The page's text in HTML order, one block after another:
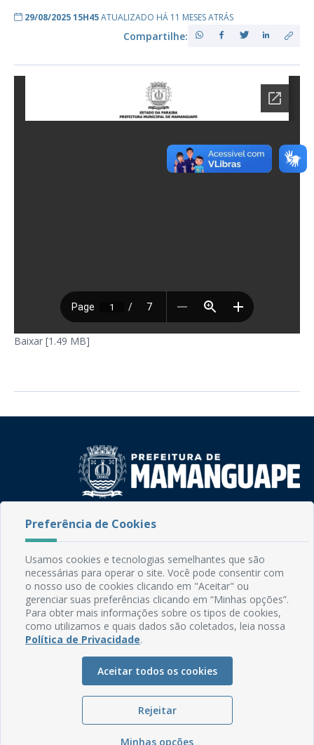
29/08/2025 15H45ATUALIZADO HÁ 11 MESES ATRÁS
Compartilhe:
Baixar [1.49 MB]
Rua do Imperador, 78, Centro
Email: comunicacao@mamanguape.pb.gov.br
Expediente: Segunda à Sexta, das 08h às 13h
Mapa do Site
Perguntas frequentes
Glossário
Ouvidoria
Serviços Internos
Política de Privacidade
Preferência de Cookies
Usamos cookies e tecnologias semelhantes que são
necessárias para operar o site. Você pode consentir com
o nosso uso de cookies clicando em "Aceitar" ou
gerenciar suas preferências clicando em “Minhas opções”.
Para obter mais informações sobre os tipos de cookies,
como utilizamos e quais dados são coletados, leia nossa
Política de Privacidade.
Aceitar todos os cookies
Rejeitar
Minhas opções